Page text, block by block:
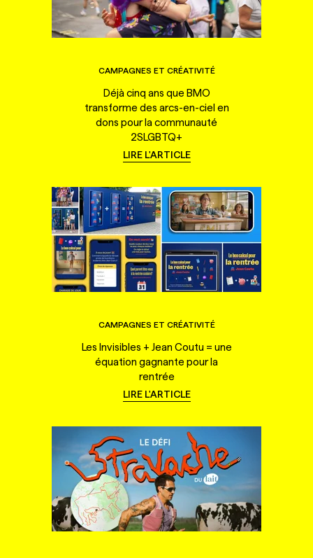
CAMPAGNES ET CRÉATIVITÉ
Déjà cinq ans que BMO
transforme des arcs-en-ciel en
dons pour la communauté
2SLGBTQ+
LIRE L'ARTICLE
CAMPAGNES ET CRÉATIVITÉ
Les Invisibles + Jean Coutu = une
équation gagnante pour la
rentrée
LIRE L'ARTICLE